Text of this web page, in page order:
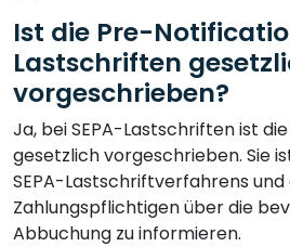
Ist die Pre-
Lastschriften
vorgeschrieben?
Ja, bei SEPA-Lastschriften ist
gesetzlich vorgeschrieben. Sie
SEPA-Lastschriftverfahrens und
Zahlungspflichtigen über die
Abbuchung zu informieren.